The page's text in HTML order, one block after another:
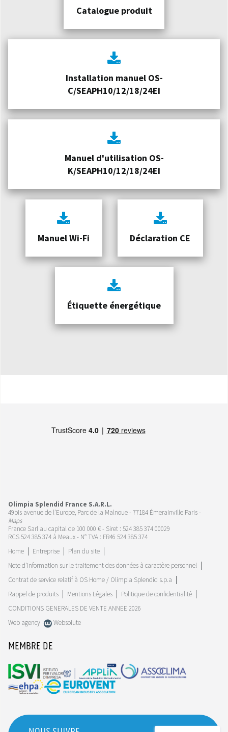
Catalogue produit
Installation manuel OS-
C/SEAPH10/12/18/24EI
Manuel d'utilisation OS-
K/SEAPH10/12/18/24EI
Manuel Wi-Fi Déclaration CE
Étiquette énergétique
Olimpia Splendid France S.A.R.L.
49bis avenue de l’Europe, Parc de la Malnoue - 77184 Émerainville Paris -
Maps
France Sarl au capital de 100 000 € - Siret : 524 385 374 00029
RCS 524 385 374 à Meaux - N° TVA : FR46 524 385 374
Home
Entreprise
Plan du site
Note d'information sur le traitement des données à caractère personnel
Contrat de service relatif à OS Home / Olimpia Splendid s.p.a
Rappel de produits
Mentions Légales
Politique de confidentialité
CONDITIONS GENERALES DE VENTE ANNEE 2026
Web agency
Websolute
MEMBRE DE